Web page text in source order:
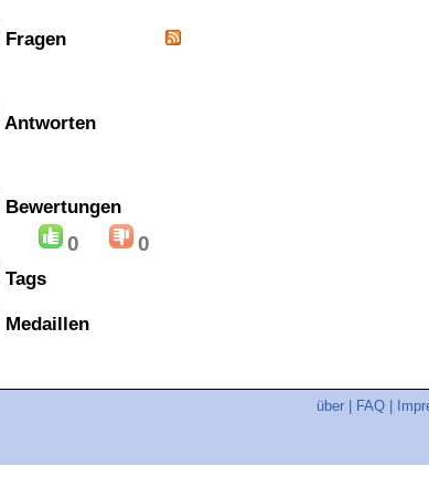
Fragen
Antworten
Bewertungen
0 0
Tags
Medaillen
über FAQ